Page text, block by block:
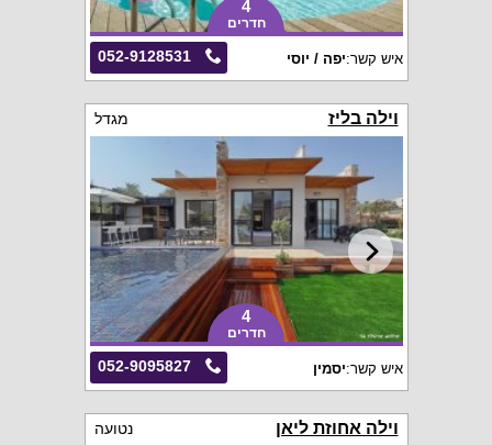
4
חדרים
052-9128531 איש קשר:יפה / יוסי
וילה בליז מגדל
4
חדרים
052-9095827 איש קשר:יסמין
וילה אחוזת ליאן נטועה